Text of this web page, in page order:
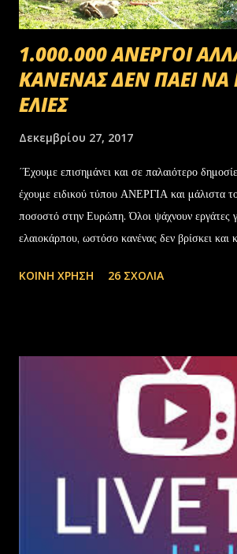
1.000.000 ΑΝΕΡΓΟΙ
ΚΑΝΕΝΑΣ ΔΕΝ ΠΑΕΙ ΝΑ
ΕΛΙΕΣ
Δεκεμβρίου 27, 2017
΄Έχουμε επισημάνει και σε παλαιότερο
έχουμε ειδικού τύπου ΑΝΕΡΓΙΑ και μάλιστα
ποσοστό στην Ευρώπη. Όλοι ψάχνουν εργάτες
ελαιοκάρπου, ωστόσο κανένας δεν βρίσκει και
στην Ελλάδα, πάλι δεν μας φτάνουν. Στην
ΚΟΙΝΉ ΧΡΉΣΗ 26 ΣΧΌΛΙΑ